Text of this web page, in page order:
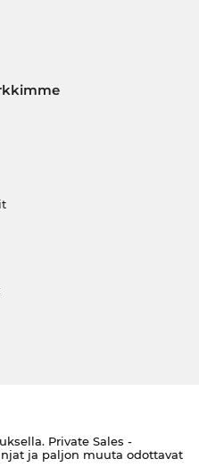
Private Sales -
ja paljon muuta odottavat